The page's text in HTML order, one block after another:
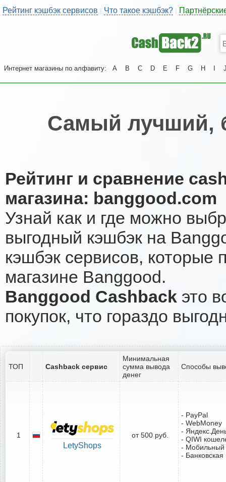
Рейтинг кэшбэк сервисов | Что такое кэшбэк? |
Интернет магазины по алфавиту: A B C D E F G H
Самый лучший,
Рейтинг и сравнение
магазина: banggood.com
Узнай как и где можно
выгодный кэшбэк на
кэшбэк сервисов, которые
магазине Banggood.
Banggood Cashback это
покупок, что гораздо
ТОП Cashback сервис
Минимальная
сумма вывода
денег
Способы
1
LetyShops
от 500 руб.
- PayPal
- WebMoney
-
- QIWI
- Мобильный
-